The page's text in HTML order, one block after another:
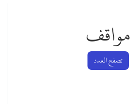
مواقف
تصفح العدد